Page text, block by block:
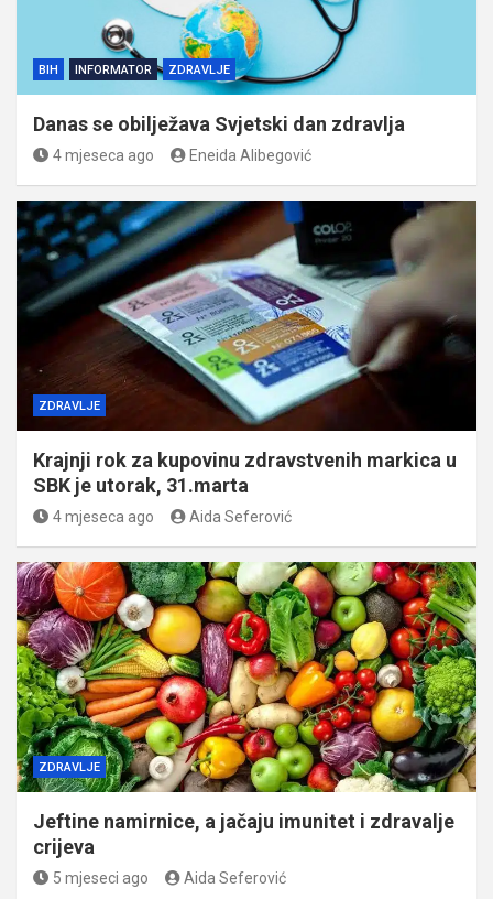
BIH INFORMATOR ZDRAVLJE
Danas se obilježava Svjetski dan zdravlja
4 mjeseca ago Eneida Alibegović
ZDRAVLJE
Krajnji rok za kupovinu zdravstvenih markica u
SBK je utorak, 31.marta
4 mjeseca ago Aida Seferović
ZDRAVLJE
Jeftine namirnice, a jačaju imunitet i zdravalje
crijeva
5 mjeseci ago Aida Seferović